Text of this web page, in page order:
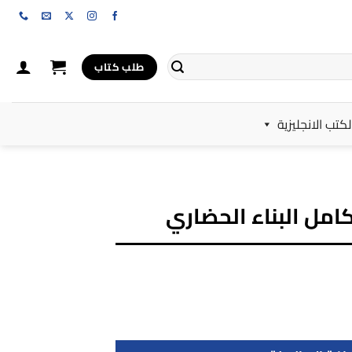
طلب كتاب
الانجليزية
البناء الحضاري
الحضاري